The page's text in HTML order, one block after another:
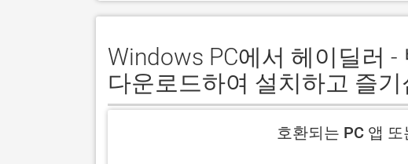
Windows PC에서 헤이딜러
다운로드하여 설치하고 즐기
호환되는 PC 앱 또